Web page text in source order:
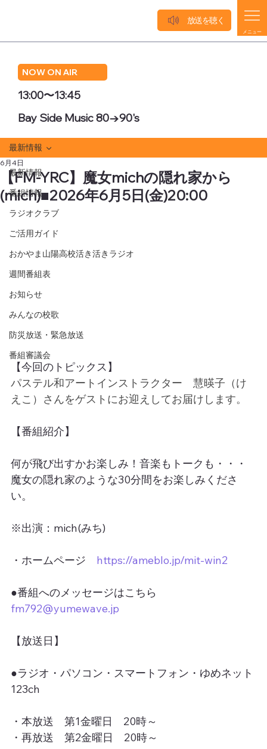
NOW ON AIR
13:00〜13:45
Bay Side Music 80→90's
メニュー
放送を聴く
最新情報
番組情報
ラジオクラブ
ご活用ガイド
おかやま山陽高校活き活きラジオ
週間番組表
お知らせ
みんなの校歌
防災放送・緊急放送
番組審議会
最新情報
【FM-YRC】魔女michの隠れ家から
(mich)■2026年6月5日(金)20:00
6月4日
【今回のトピックス】
パステル和アートインストラクター　慧暎子（け
えこ）さんをゲストにお迎えしてお届けします。
【番組紹介】
何が飛び出すかお楽しみ！音楽もトークも・・・
魔女の隠れ家のような30分間をお楽しみくださ
い。
※出演：mich(みち)
・ホームページ https://ameblo.jp/mit-win2
●番組へのメッセージはこちら
fm792@yumewave.jp
【放送日】
●ラジオ・パソコン・スマートフォン・ゆめネット
123ch
・本放送　第1金曜日　20時～
・再放送　第2金曜日　20時～